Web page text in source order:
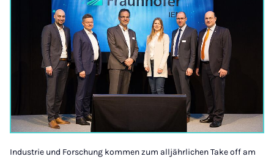
Industrie und Forschung kommen zum alljährlichen Take off am